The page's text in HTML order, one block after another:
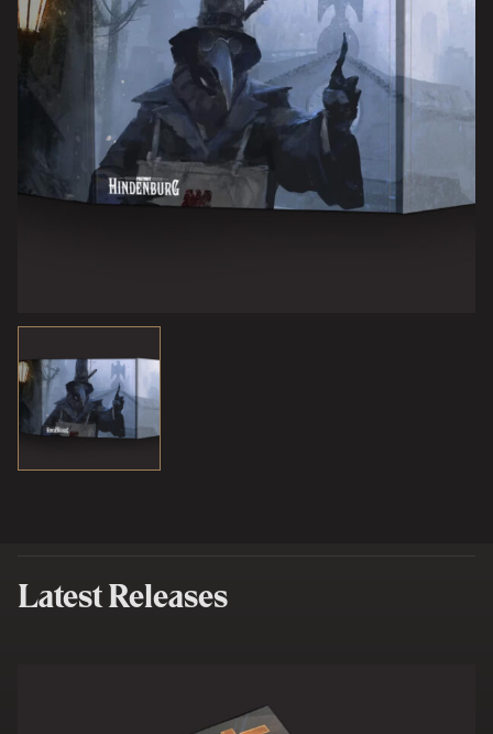
Latest Releases